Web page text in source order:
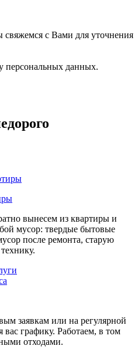
с Вами для уточнения
персональных данных.
вынесем из квартиры и
мусор: твердые бытовые
после ремонта, старую
заявкам или на регулярной
вас графику. Работаем, в том
отходами.